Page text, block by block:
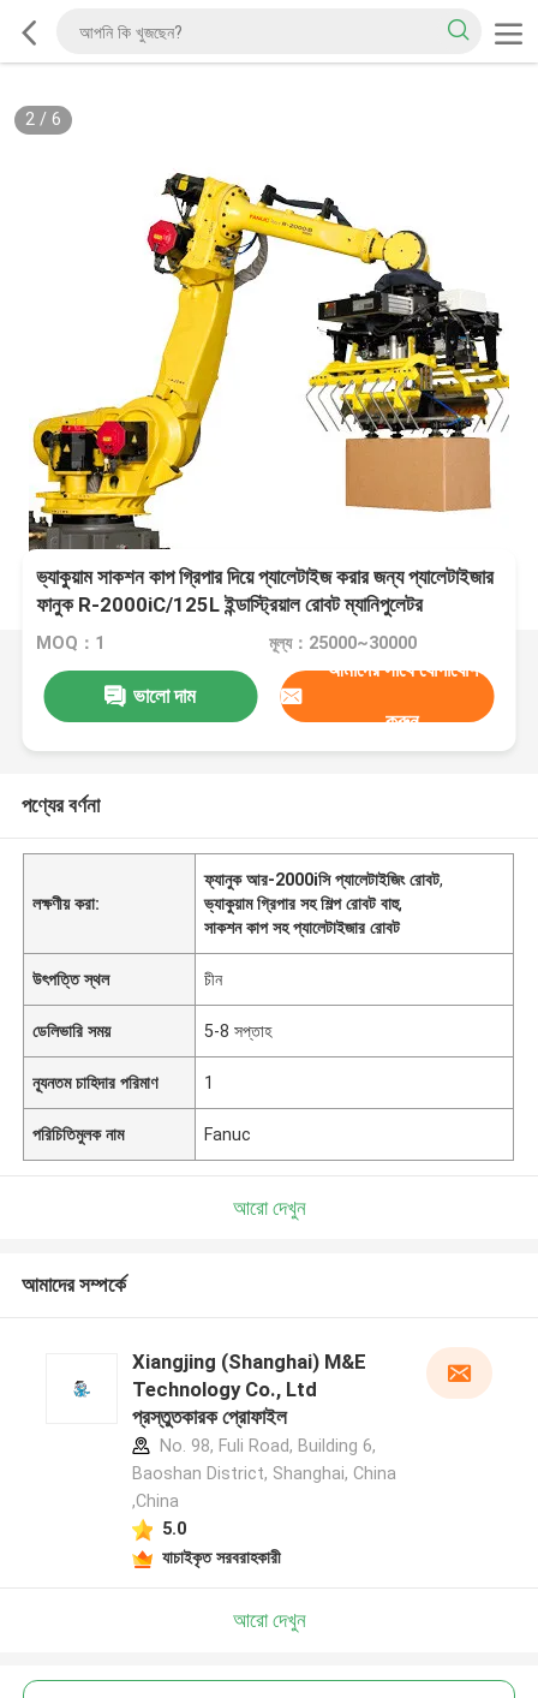
2/ 6
ভ্যাকুয়াম সাকশন কাপ গ্রিপার দিয়ে প্যালেটাইজ করার জন্য প্যালেটাইজার
ফানুক R-2000iC/125L ইন্ডাস্ট্রিয়াল রোবট ম্যানিপুলেটর
MOQ：1 মূল্য：25000~30000
ভালো দাম
আমাদের সাথে যোগাযোগ
করুন
পণ্যের বর্ণনা
লক্ষণীয় করা:
ফ্যানুক আর-2000iসি প্যালেটাইজিং রোবট,
ভ্যাকুয়াম গ্রিপার সহ শিল্প রোবট বাহু,
সাকশন কাপ সহ প্যালেটাইজার রোবট
উৎপত্তি স্থল চীন
ডেলিভারি সময় 5-8 সপ্তাহ
ন্যূনতম চাহিদার পরিমাণ 1
পরিচিতিমুলক নাম Fanuc
আরো দেখুন
আমাদের সম্পর্কে
Xiangjing (Shanghai) M&E
Technology Co., Ltd
প্রস্তুতকারক প্রোফাইল
No. 98, Fuli Road, Building 6,
Baoshan District, Shanghai, China
,China
5.0
যাচাইকৃত সরবরাহকারী
আরো দেখুন